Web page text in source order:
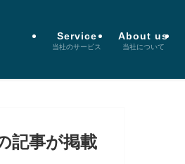
Service
当社のサービス
About us
当社について
記事が掲載